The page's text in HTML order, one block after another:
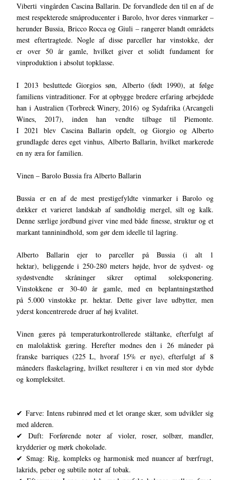
Viberti vingården Cascina Ballarin. De forvandlede den til en af de
mest respekterede småproducenter i Barolo, hvor deres vinmarker –
herunder Bussia, Bricco Rocca og Giuli – rangerer blandt områdets
mest eftertragtede. Nogle af disse parceller har vinstokke, der
er over 50 år gamle, hvilket giver et solidt fundament for
vinproduktion i absolut topklasse.
I 2013 besluttede Giorgios søn, Alberto (født 1990), at følge
familiens vintraditioner. For at opbygge bredere erfaring arbejdede
han i Australien (Torbreck Winery, 2016) og Sydafrika (Arcangeli
Wines, 2017), inden han vendte tilbage til Piemonte.
I 2021 blev Cascina Ballarin opdelt, og Giorgio og Alberto
grundlagde deres eget vinhus, Alberto Ballarin, hvilket markerede
en ny æra for familien.
Vinen – Barolo Bussia fra Alberto Ballarin
Bussia er en af de mest prestigefyldte vinmarker i Barolo og
dækker et varieret landskab af sandholdig mergel, silt og kalk.
Denne særlige jordbund giver vine med både finesse, struktur og et
markant tanninindhold, som gør dem ideelle til lagring.
Alberto Ballarin ejer to parceller på Bussia (i alt 1
hektar), beliggende i 250-280 meters højde, hvor de sydvest- og
sydøstvendte skråninger sikrer optimal soleksponering.
Vinstokkene er 30-40 år gamle, med en beplantningstæthed
på 5.000 vinstokke pr. hektar. Dette giver lave udbytter, men
yderst koncentrerede druer af høj kvalitet.
Vinen gæres på temperaturkontrollerede ståltanke, efterfulgt af
en malolaktisk gæring. Herefter modnes den i 26 måneder på
franske barriques (225 L, hvoraf 15% er nye), efterfulgt af 8
måneders flaskelagring, hvilket resulterer i en vin med stor dybde
og kompleksitet.
✔ Farve: Intens rubinrød med et let orange skær, som udvikler sig
med alderen.
✔ Duft: Forførende noter af violer, roser, solbær, mandler,
krydderier og mørk chokolade.
✔ Smag: Rig, kompleks og harmonisk med nuancer af bærfrugt,
lakrids, peber og subtile noter af tobak.